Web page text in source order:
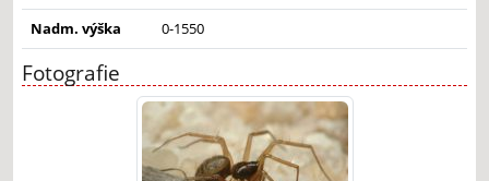
Nadm. výška 0-1550
Fotografie